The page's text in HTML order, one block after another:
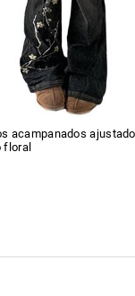
acampanados
floral